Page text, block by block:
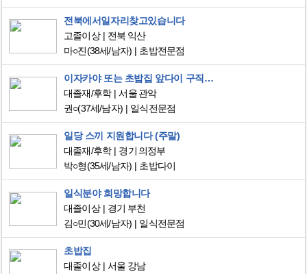
전북에서일자리찾고있습니다
고졸이상
전북 익산
마○진(38세/남자) 초밥전문점
이자카야 또는 초밥집 앞다이 구직합니다.
대졸재/후학
서울 관악
권○(37세/남자) 일식전문점
일당 스끼 지원합니다 (주말)
대졸재/후학
경기 의정부
박○형(35세/남자) 초밥다이
일식분야 희망합니다
대졸이상
경기 부천
김○민(30세/남자) 일식전문점
초밥집
대졸이상
서울 강남